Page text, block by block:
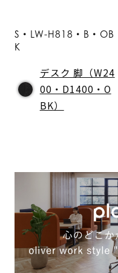
S・LW-H818・B・OB
K
デスク 脚（W24
00・D1400・O
BK）